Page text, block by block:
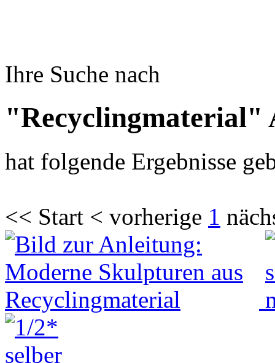
Ihre Suche nach
"Recyclingmaterial"
hat folgende Ergebnisse
<< Start < vorherige 1